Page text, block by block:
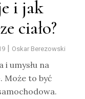
i jak
ciało?
| Oskar Berezowski
i umysłu na
Może to być